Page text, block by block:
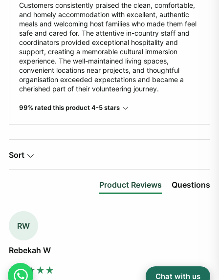
Customers consistently praised the clean, comfortable,
and homely accommodation with excellent, authentic
meals and welcoming host families who made them feel
safe and cared for. The attentive in-country staff and
coordinators provided exceptional hospitality and
support, creating a memorable cultural immersion
experience. The well-maintained living spaces,
convenient locations near projects, and thoughtful
organisation exceeded expectations and became a
cherished part of their volunteering journey.
99% rated this product 4-5 stars
Sort
Product Reviews Questions
RW
Rebekah W
Chat with us